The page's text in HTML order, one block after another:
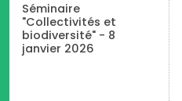
Séminaire
"Collectivités et
biodiversité" - 8
janvier 2026